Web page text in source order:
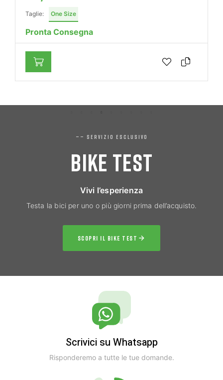
Taglie: One Size
Pronta Consegna
—— SERVIZIO ESCLUSIVO
BIKE TEST
Vivi l’esperienza
Testa la bici per uno o più giorni prima dell’acquisto.
SCOPRI IL BIKE TEST
Scrivici su Whatsapp
Risponderemo a tutte le tue domande.